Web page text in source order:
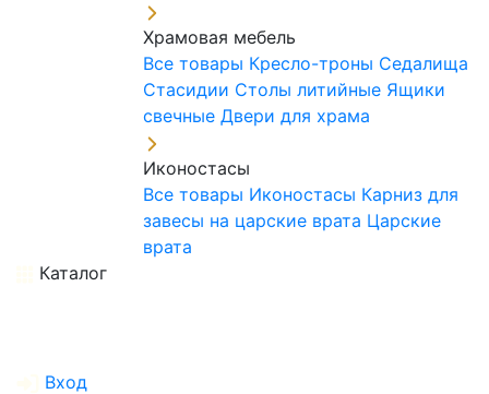
Храмовая мебель
Все товары Кресло-троны Седалища
Стасидии Столы литийные Ящики
свечные Двери для храма
Иконостасы
Все товары Иконостасы Карниз для
завесы на царские врата Царские
врата
Каталог
Вход